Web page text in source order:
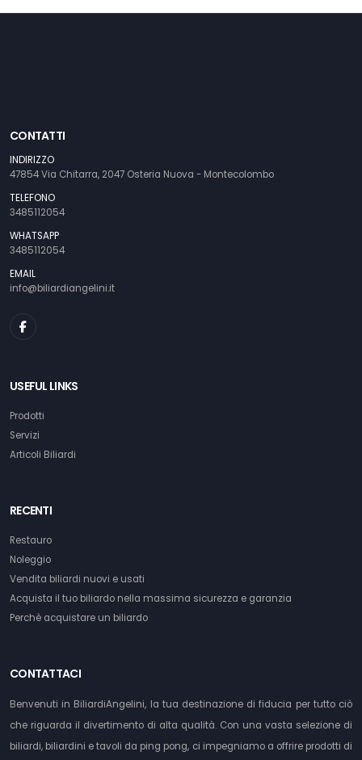
CONTATTI
INDIRIZZO
47854 Via Chitarra, 2047 Osteria Nuova - Montecolombo
TELEFONO
3485112054
WHATSAPP
3485112054
EMAIL
info@biliardiangelini.it
USEFUL LINKS
Prodotti
Servizi
Articoli Biliardi
RECENTI
Restauro
Noleggio
Vendita biliardi nuovi e usati
Acquista il tuo biliardo nella massima sicurezza e garanzia
Perchè acquistare un biliardo
CONTATTACI
Benvenuti in BiliardiAngelini, la tua destinazione di fiducia per tutto ciò
che riguarda il divertimento di alta qualità. Con una vasta selezione di
biliardi, biliardini e tavoli da ping pong, ci impegniamo a offrire prodotti di